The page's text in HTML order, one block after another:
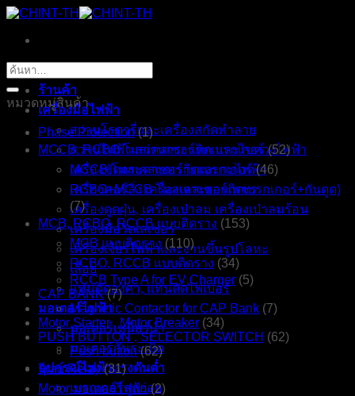
ข้าม
เนื้อหาหน้าหลัก
ร้านค้า
เครื่องมือไฟฟ้า
สว่านโรตารี่และเครื่องสกัดทำลาย
สว่านไฟฟ้า สว่านกระแทก และไขควงไฟฟ้า
เครื่องขัดกระดาษทรายและกบไฟฟ้า
เครื่องคอร์ลิ่ง เครื่องเจาะดอกเพชร
เครื่องดูดฝุ่น, เครื่องเป่าลม เครื่องเป่าลมร้อน
เครื่องมือวัดเลเซอร์
เครื่องเจียรไฟฟ้าและงานขึ้นรูปโลหะ
เลื่อย
แท่นตัดองศา, แท่นตัดไฟเบอร์
มอเตอร์ไฟฟ้า
มอเตอร์เหนี่ยวนำ
มอเตอร์กันระเบิด
อุปกรณ์ไฟฟ้าแรงดันต่ำ
เบรกเกอร์ลูกย่อย
ค้นหา:
หมวดหมู่สินค้า
Phase Protection (1)
MCCB, RCBO โมลเคสเซอร์กิตเบรกเกอร์ (52)
MCCB โมลเคสเซอร์กิตเบรกเกอร์ (46)
RCBO+MCCB โมลเคสเซอร์กิตเบรกเกอร์+กันดูด)
(7)
MCB, RCBO, RCCB แบบติดราง (153)
MCB แบบติดราง (110)
RCBO, RCCB แบบติดราง (34)
RCCB Type A for EV Charger (5)
CAP BANK (7)
Magnetic Contactor for CAP Bank (7)
Motor Starter , Motor Breaker (34)
PUSH BUTTON , SELECTOR SWITCH (62)
Push button (62)
รีเลย์ Relay (31)
Motor มอเตอร์ไฟฟ้า (2)